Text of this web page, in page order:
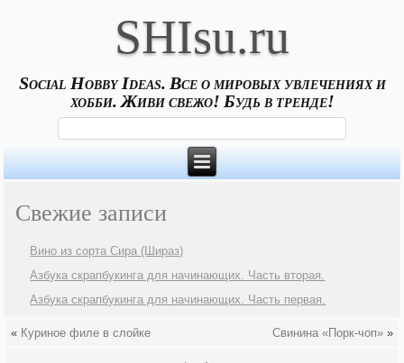
SHIsu.ru
Social Hobby Ideas. Все о мировых увлечениях и
хобби. Живи свежо! Будь в тренде!
Свежие записи
Вино из сорта Сира (Шираз)
Азбука скрапбукинга для начинающих. Часть вторая.
Азбука скрапбукинга для начинающих. Часть первая.
« Куриное филе в слойке Свинина «Порк-чоп»»